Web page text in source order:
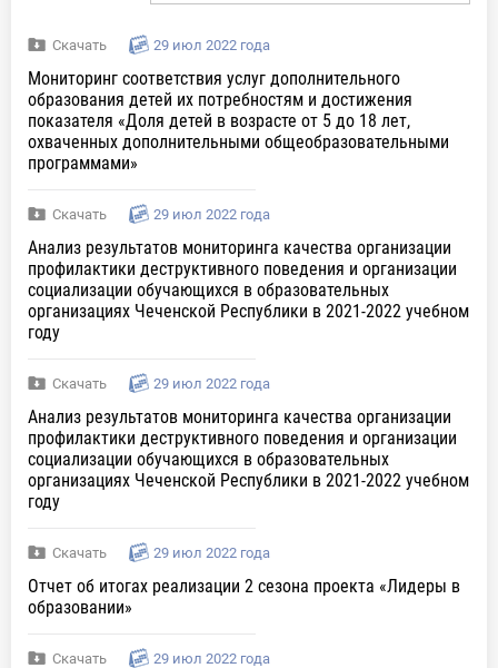
Скачать 29 июл 2022 года
Мониторинг соответствия услуг дополнительного
образования детей их потребностям и достижения
показателя «Доля детей в возрасте от 5 до 18 лет,
охваченных дополнительными общеобразовательными
программами»
Скачать 29 июл 2022 года
Анализ результатов мониторинга качества организации
профилактики деструктивного поведения и организации
социализации обучающихся в образовательных
организациях Чеченской Республики в 2021-2022 учебном
году
Скачать 29 июл 2022 года
Анализ результатов мониторинга качества организации
профилактики деструктивного поведения и организации
социализации обучающихся в образовательных
организациях Чеченской Республики в 2021-2022 учебном
году
Скачать 29 июл 2022 года
Отчет об итогах реализации 2 сезона проекта «Лидеры в
образовании»
Скачать 29 июл 2022 года